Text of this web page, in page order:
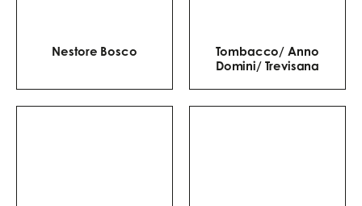
Nestore Bosco
Tombacco/ Anno
Domini/ Trevisana